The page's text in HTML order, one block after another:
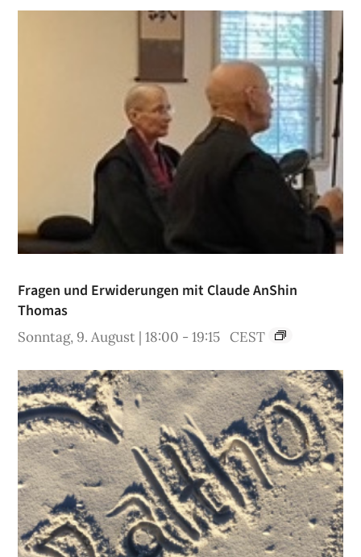
Fragen und Erwiderungen mit Claude AnShin
Thomas
Sonntag, 9. August | 18:00 -19:15 CEST